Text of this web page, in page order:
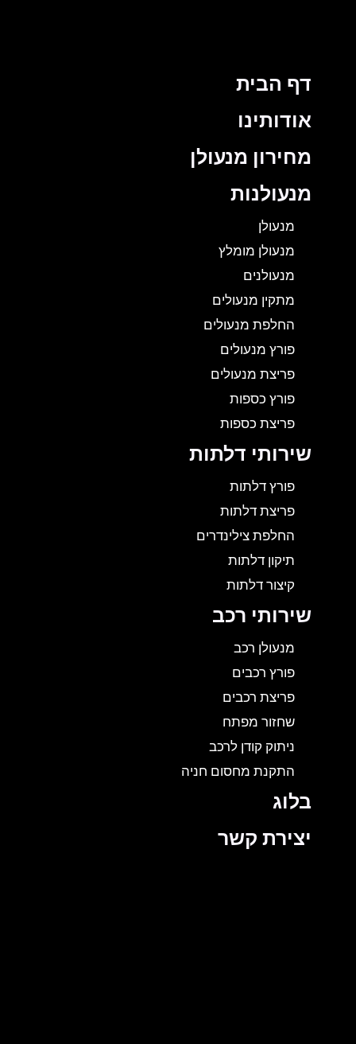
דף הבית
אודותינו
מחירון מנעולן
מנעולנות
מנעולן
מנעולן מומלץ
מנעולנים
מתקין מנעולים
החלפת מנעולים
פורץ מנעולים
פריצת מנעולים
פורץ כספות
פריצת כספות
שירותי דלתות
פורץ דלתות
פריצת דלתות
החלפת צילינדרים
תיקון דלתות
קיצור דלתות
שירותי רכב
מנעולן רכב
פורץ רכבים
פריצת רכבים
שחזור מפתח
ניתוק קודן לרכב
התקנת מחסום חניה
בלוג
יצירת קשר